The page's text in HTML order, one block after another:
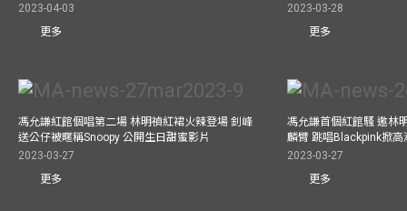
2023-04-03
更多
2023-03-28
更多
馮允謙紅館個唱第二場 林明禎紅裙火辣登場 釗峰
送公仔被暱稱Snoopy 公開生日甜蜜影片
2023-03-27
更多
馮允謙首個紅館騷 邀林
麟臂 跳唱Blackpink掀高
2023-03-27
更多